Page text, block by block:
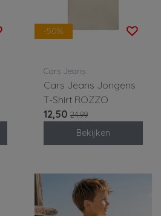
-50%
Cars Jeans
Cars Jeans Jongens
T-Shirt ROZZO
12,50 24,99
Bekijken